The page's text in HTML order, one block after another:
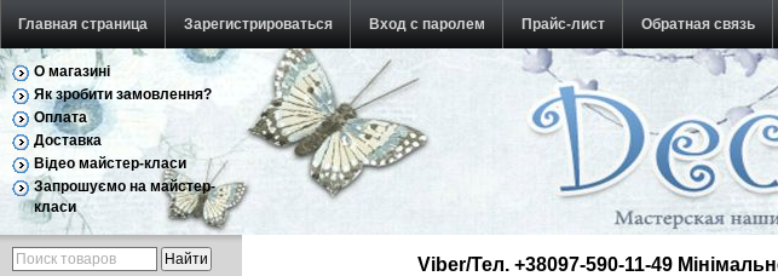
Главная страница Зарегистрироваться Вход с паролем Прайс-лист Обратная связь
О магазині
Як зробити замовлення?
Оплата
Доставка
Відео майстер-класи
Запрошуємо на майстер-
класи
Viber/Тел. +38097-590-11-49